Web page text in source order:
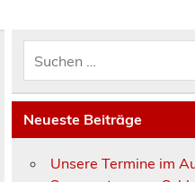
Neueste Beiträge
Unsere Termine im